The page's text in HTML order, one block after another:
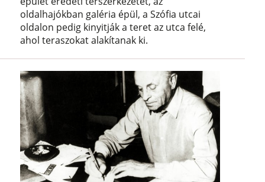
oldalhajókban galéria épül, a Szófia utcai
oldalon pedig kinyitják a teret az utca felé,
ahol teraszokat alakítanak ki.